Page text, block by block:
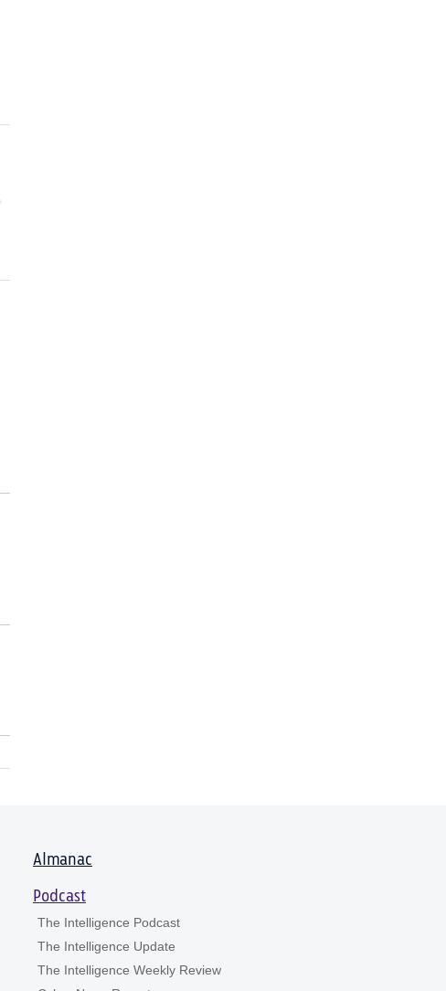
Almanac
Podcast
The Intelligence Podcast
The Intelligence Update
The Intelligence Weekly Review